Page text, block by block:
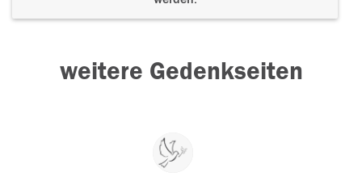
weitere Gedenkseiten